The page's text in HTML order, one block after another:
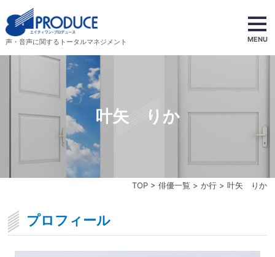
声・音声に関するトータルマネジメント MENU
TOP> 俳優一覧 > か行> 叶矢 りか
叶矢 りか
プロフィール